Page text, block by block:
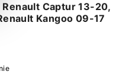
Captur 13-20,
Kangoo 09-17